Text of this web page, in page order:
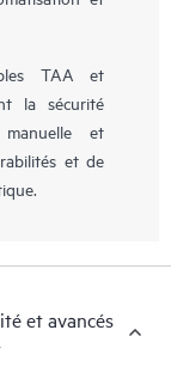
TAA et
la sécurité
et
et de
et avancés